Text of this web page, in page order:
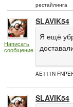
рестайлинга
Написать
сообщение
SLAVIK54
Я ещё
AE111N
SLAVIK54